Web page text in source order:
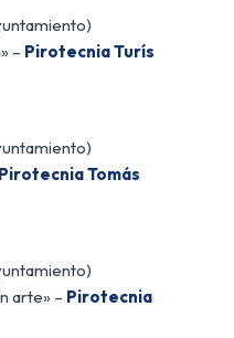
– Pirotecnia Turís
Pirotecnia Tomás
arte» – Pirotecnia